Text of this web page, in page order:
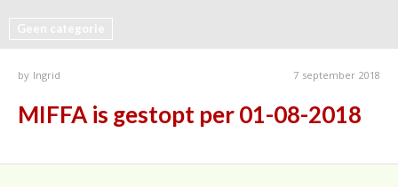
Geen categorie
by Ingrid 7 september 2018
MIFFA is gestopt per 01-08-2018